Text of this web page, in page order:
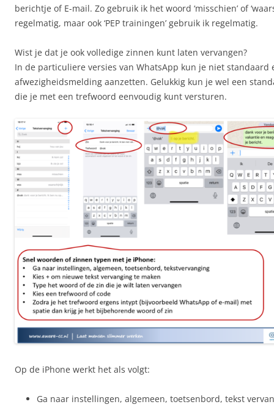
berichtje of E-mail. Zo gebruik ik het woord ‘misschien’ of
regelmatig, maar ook ‘PEP trainingen’ gebruik ik regelmatig.
Wist je dat je ook volledige zinnen kunt laten vervangen?
In de particuliere versies van WhatsApp kun je niet standaard
afwezigheidsmelding aanzetten. Gelukkig kun je wel een
die je met een trefwoord eenvoudig kunt versturen.
Op de iPhone werkt het als volgt:
Ga naar instellingen, algemeen, toetsenbord, tekst